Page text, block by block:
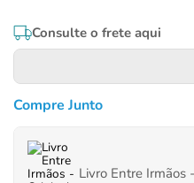
Consulte o frete aqui
Compre Junto
Livro Entre Irmãos